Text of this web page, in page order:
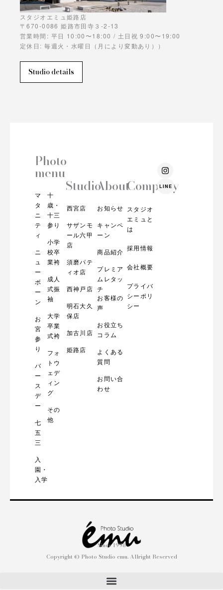
スタジオエミュ姫路店
〒670-0086 姫路市田寺３-2-13
営業時間: 平日 10:00〜18:00 / 土日祝 9:00〜19:00
定休日: 毎週火・水曜日（月により変動あり））
Studio details
Photo
menu
マ
タ
ニ
テ
ィ
ニ
ュ
ー
ボ
ー
ン
お
宮
参
り
バ
ー
ス
デ
ー
七
五
三
入
園・
入学
十
歳・
十三
参り
小学
校卒
業袴
成人
式振
袖
大学
卒業
式袴
フォ
トウ
ェデ
ィン
グ
その
他
Studio
西宮店
サザンモ
ール六甲
店
須磨パテ
ィオ店
西神戸店
明石大久
保店
加古川店
姫路店
About
お知らせ
キャンペ
ーン
商品紹介
プレミア
ムレタッ
チ
お客様の
声
お役立ち
コラム
よくある
質問
お問い合
わせ
Company
スタジオ
エミュと
は
採用情報
会社概要
プライバ
シーポリ
シー
I
n
s
t
LINE
Since 1998
Copyright © Photo Studio emu. Allright Reserved